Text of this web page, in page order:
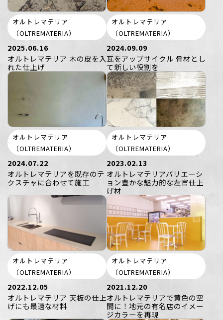
オルトレマテリア
（OLTREMATERIA）
2025.06.16
オルトレマテリア 木の皮を入
れた仕上げ
オルトレマテリア
（OLTREMATERIA）
2024.09.09
瓦をアップサイクル 骨材とし
て新しい役割を
オルトレマテリア
（OLTREMATERIA）
2024.07.22
オルトレマテリアを既存のテ
クスチャに合わせて施工
オルトレマテリア
（OLTREMATERIA）
2023.02.13
オルトレマテリアバリエーシ
ョン豊かな魅力的な左官仕上
げ材
オルトレマテリア
（OLTREMATERIA）
2022.12.05
オルトレマテリア 天板の仕上
げにも最適な材料
オルトレマテリア
（OLTREMATERIA）
2021.12.20
オルトレマテリアで黄色の空
間に！地元の有名店のイメー
ジカラーを再現